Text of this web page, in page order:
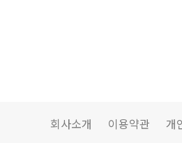
회사소개 이용약관 개